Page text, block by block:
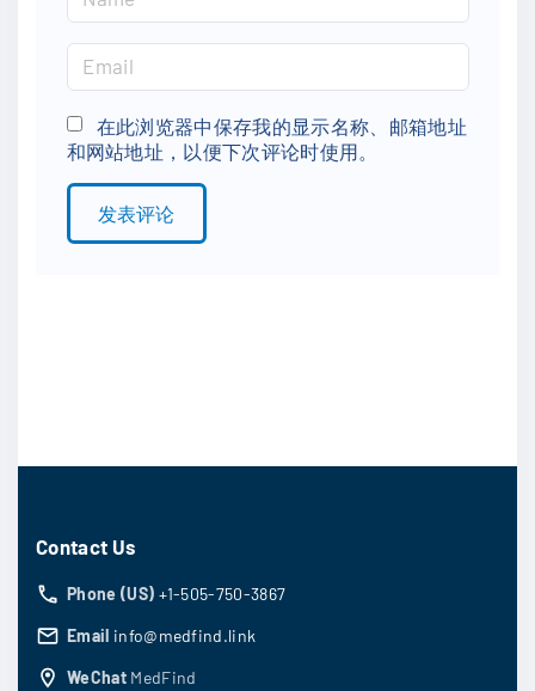
a
e
*
m
a
i
l
在此浏览器中保存我的显示名称、邮箱地址
和网站地址，以便下次评论时使用。
Contact Us
Phone (US) +1-505-750-3867
Email info@medfind.link
WeChat MedFind